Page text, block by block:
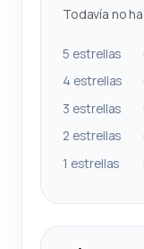
Todavía no
5 estrellas
4 estrellas
3 estrellas
2 estrellas
1 estrellas